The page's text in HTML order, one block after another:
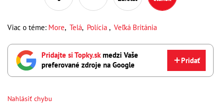
Viac o téme: More, Telá, Polícia , Veľká Británia
Pridajte si Topky.skmedzi Vaše
preferované zdroje na Google
Pridať
Nahlásiť chybu